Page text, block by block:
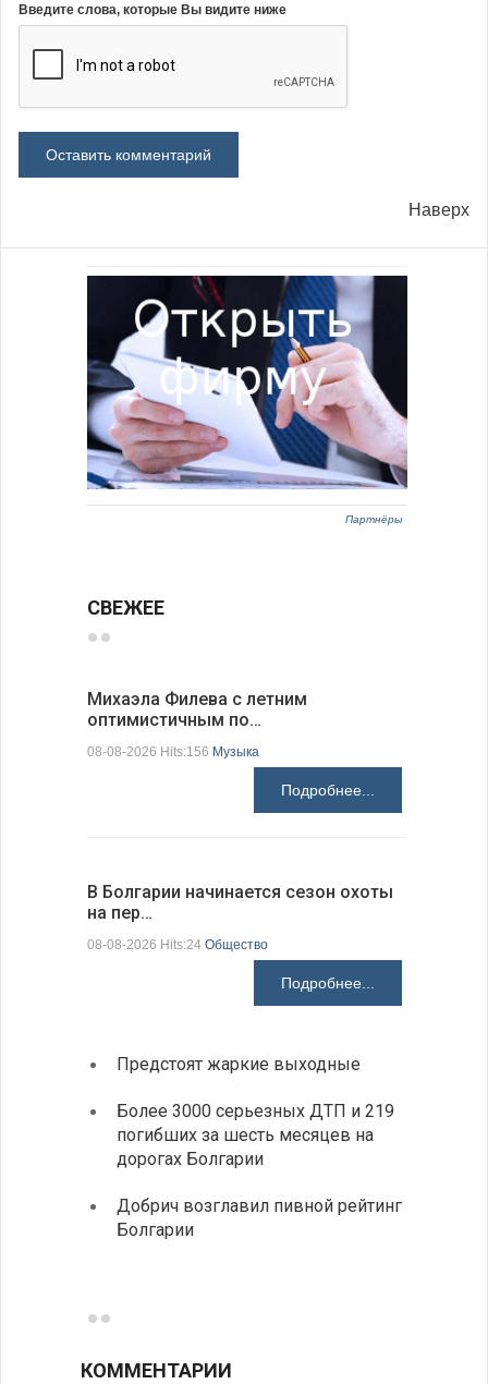
Введите слова, которые Вы видите ниже
Наверх
Партнёры
СВЕЖЕЕ
Михаэла Филева с летним
оптимистичным по…
08-08-2026 Hits:156 Музыка
Подробнее...
В Болгарии начинается сезон охоты
на пер…
08-08-2026 Hits:24 Общество
Подробнее...
Предстоят жаркие выходные
Более 3000 серьезных ДТП и 219
погибших за шесть месяцев на
дорогах Болгарии
Добрич возглавил пивной рейтинг
Болгарии
КОММЕНТАРИИ